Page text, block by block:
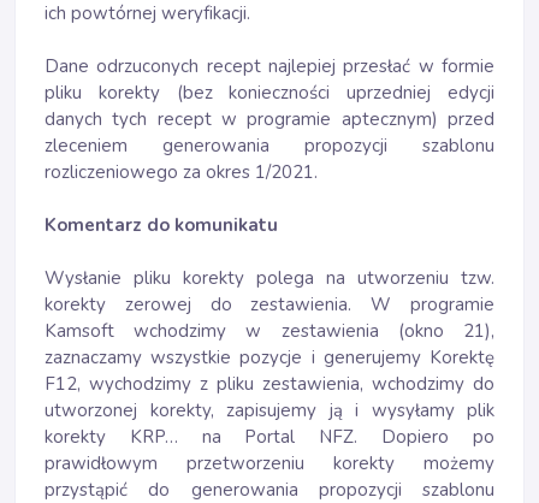
ich powtórnej weryfikacji.
Dane odrzuconych recept najlepiej przesłać w formie
pliku korekty (bez konieczności uprzedniej edycji
danych tych recept w programie aptecznym) przed
zleceniem generowania propozycji szablonu
rozliczeniowego za okres 1/2021.
Komentarz do komunikatu
Wysłanie pliku korekty polega na utworzeniu tzw.
korekty zerowej do zestawienia. W programie
Kamsoft wchodzimy w zestawienia (okno 21),
zaznaczamy wszystkie pozycje i generujemy Korektę
F12, wychodzimy z pliku zestawienia, wchodzimy do
utworzonej korekty, zapisujemy ją i wysyłamy plik
korekty KRP… na Portal NFZ. Dopiero po
prawidłowym przetworzeniu korekty możemy
przystąpić do generowania propozycji szablonu